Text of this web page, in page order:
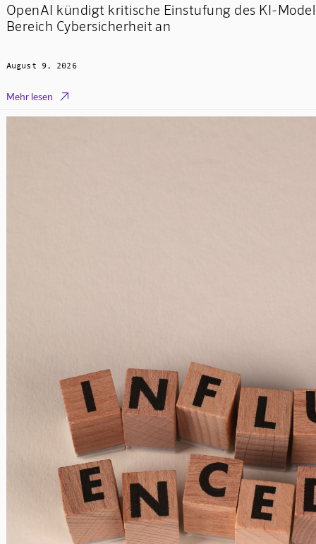
OpenAI kündigt kritische Einstufung des KI-
Bereich Cybersicherheit an
August 9, 2026
Mehr lesen 